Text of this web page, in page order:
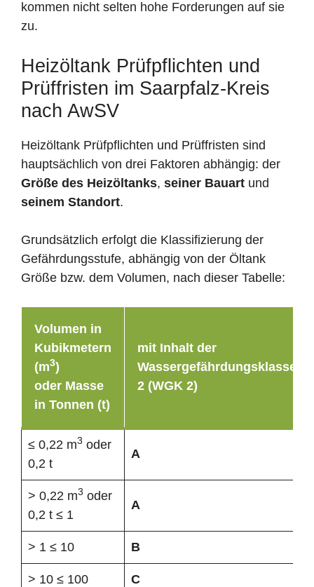
kommen nicht selten hohe Forderungen auf sie
zu.
Heizöltank Prüfpflichten und
Prüffristen im Saarpfalz-Kreis
nach AwSV
Heizöltank Prüfpflichten und Prüffristen sind
hauptsächlich von drei Faktoren abhängig: der
Größe des Heizöltanks, seiner Bauart und
seinem Standort.
Grundsätzlich erfolgt die Klassifizierung der
Gefährdungsstufe, abhängig von der Öltank
Größe bzw. dem Volumen, nach dieser Tabelle:
Volumen in
Kubikmetern
(m3)
oder Masse
in Tonnen (t)
mit Inhalt der
Wassergefährdungsklasse
2 (WGK 2)
≤ 0,22 m3 oder
0,2 t
A
> 0,22 m3 oder
0,2 t ≤ 1
A
> 1 ≤ 10 B
> 10 ≤ 100 C